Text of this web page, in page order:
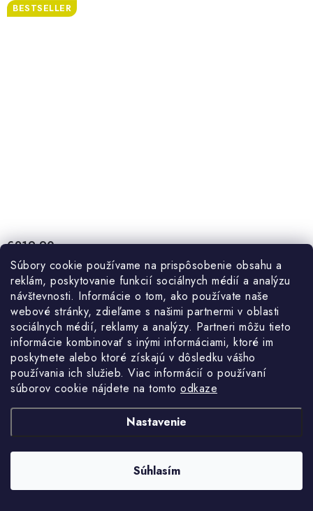
Súbory cookie používame na prispôsobenie obsahu a
reklám, poskytovanie funkcií sociálnych médií a analýzu
návštevnosti. Informácie o tom, ako používate naše
webové stránky, zdieľame s našimi partnermi v oblasti
sociálnych médií, reklamy a analýzy. Partneri môžu tieto
informácie kombinovať s inými informáciami, ktoré im
poskytnete alebo ktoré získajú v dôsledku vášho
používania ich služieb. Viac informácií o používaní
súborov cookie nájdete na tomto odkaze
Nastavenie
Súhlasím
BESTSELLER
Skladom
€178,78 bez DPH
€219,90
Jednotková
cena:
€219,90 / 1 ks
DO KOŠÍKA
Olejový kompresor s výkonom motora 3kW a objemom nádrže 50l.
O